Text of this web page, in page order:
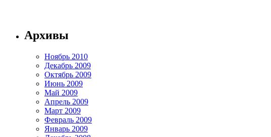
Архивы
Ноябрь 2010
Декабрь 2009
Октябрь 2009
Июнь 2009
Май 2009
Апрель 2009
Март 2009
Февраль 2009
Январь 2009